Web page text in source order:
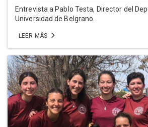
Entrevista a Pablo Testa, Director del
Universidad de Belgrano.
LEER MÁS